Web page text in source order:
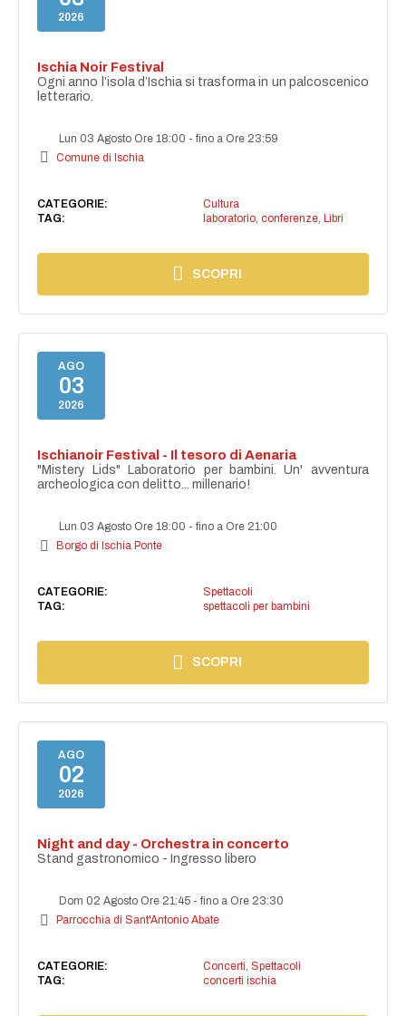
2026
Ischia Noir Festival
Ogni anno l’isola d’Ischia si trasforma in un palcoscenico
letterario.
Lun 03 Agosto Ore 18:00 -fino a Ore 23:59
Comune di Ischia
CATEGORIE:
Cultura
TAG:
laboratorio, conferenze, Libri
SCOPRI
AGO
03
2026
Ischianoir Festival - Il tesoro di Aenaria
"Mistery Lids" Laboratorio per bambini. Un' avventura
archeologica con delitto... millenario!
Lun 03 Agosto Ore 18:00 -fino a Ore 21:00
Borgo di Ischia Ponte
CATEGORIE:
Spettacoli
TAG:
spettacoli per bambini
SCOPRI
AGO
02
2026
Night and day - Orchestra in concerto
Stand gastronomico - Ingresso libero
Dom 02 Agosto Ore 21:45 -fino a Ore 23:30
Parrocchia di Sant'Antonio Abate
CATEGORIE: Concerti, Spettacoli
TAG:
concerti ischia